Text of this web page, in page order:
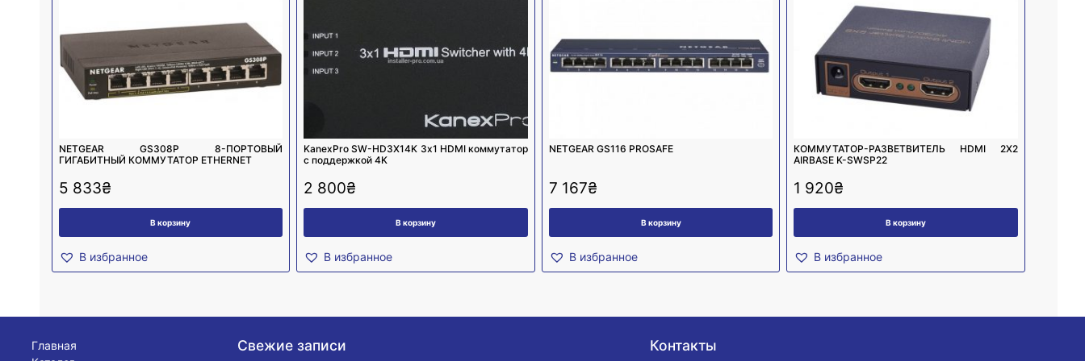
NETGEAR GS308P 8-ПОРТОВЫЙ
ГИГАБИТНЫЙ КОММУТАТОР ETHERNET
5 833₴
В корзину
В избранное
KanexPro SW-HD3X14K 3х1 HDMI коммутатор
с поддержкой 4K
2 800₴
В корзину
В избранное
NETGEAR GS116 PROSAFE
7 167₴
В корзину
В избранное
КОММУТАТОР-РАЗВЕТВИТЕЛЬ HDMI 2X2
AIRBASE K-SWSP22
1 920₴
В корзину
В избранное
Главная
Свежие записи Контакты